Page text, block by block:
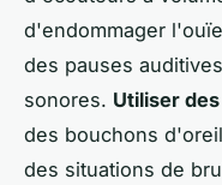
d'endommager
des pauses
sonores. Utiliser
des bouchons
des situations de